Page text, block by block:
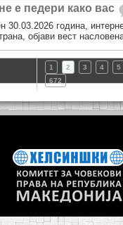
е педери како вас
30.03.2026 година,
објави вест
1 2 3 4
5
672